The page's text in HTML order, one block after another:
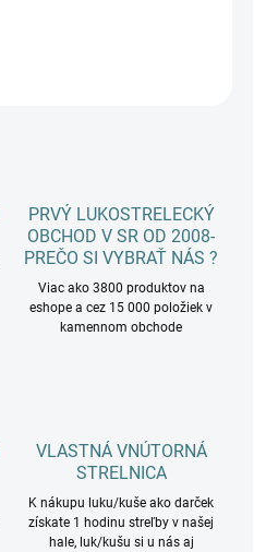
PRVÝ LUKOSTRELECKÝ
OBCHOD V SR OD 2008-
PREČO SI VYBRAŤ NÁS ?
Viac ako 3800 produktov na
eshope a cez 15 000 položiek v
kamennom obchode
VLASTNÁ VNÚTORNÁ
STRELNICA
K nákupu luku/kuše ako darček
získate 1 hodinu streľby v našej
hale, luk/kušu si u nás aj